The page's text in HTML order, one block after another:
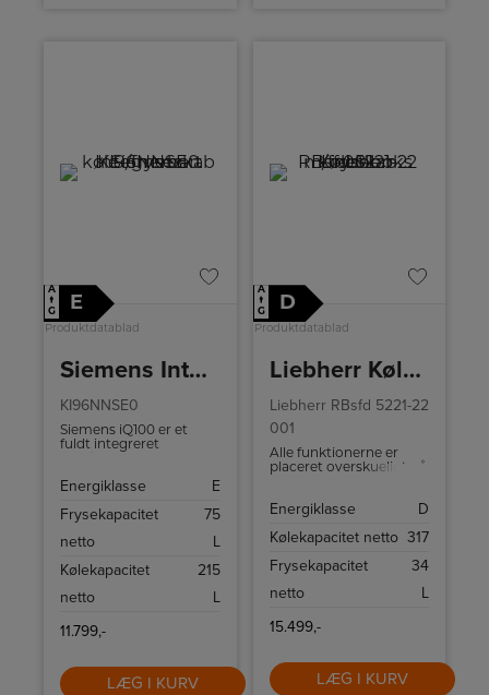
A
↑
G
E
Produktdatablad
Siemens Integrerbart køle-/fryseskab
KI96NNSE0
Siemens iQ100 er et
fuldt integreret
køkken, men som også
holdbarheden af din
måde.
Energiklasse
E
Frysekapacitet
netto
75
L
Kølekapacitet
netto
215
L
11.799,-
LÆG I KURV
A
↑
G
D
Produktdatablad
Liebherr Køleskab m/fryseboks RBsfd 5221-22 001
Liebherr RBsfd 5221-22
001
Alle funktionerne er
placeret overskueligt på
for eksempel nemt
kontrollere dit
temperatur.
Energiklasse
D
Kølekapacitet netto 317
Frysekapacitet
netto
34
L
15.499,-
LÆG I KURV